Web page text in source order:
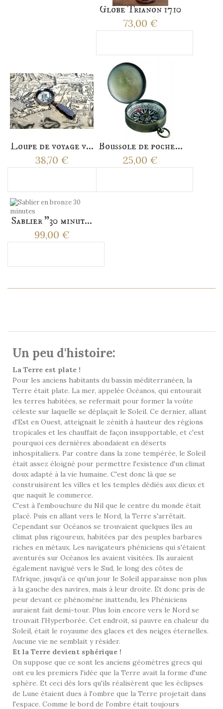
Globe Trianon 1710
73,00 €
Loupe de voyage v...
38,70 €
Boussole de poche...
25,00 €
Sablier "30 minut...
99,00 €
Un peu d'histoire:
La Terre est plate !
Pour les anciens habitants du bassin méditerranéen, la
Terre était plate. La mer, appelée Océanos, qui entourait
les terres habitées, se refermait pour former la voûte
céleste sur laquelle se déplaçait le Soleil. Ce dernier, allant
d'Est en Ouest, atteignait le zénith à hauteur des régions
tropicales et les chauffait de façon insupportable, et c'est
pourquoi ces dernières abondaient en déserts
inhospitaliers. Par contre dans la zone tempérée, le Soleil
était assez éloigné pour permettre l'existence d'un climat
doux adapté à la vie humaine. C'est donc là que se
construisirent les villes et les temples dédiés aux dieux et
que naquit le commerce.
C'est à l'embouchure du Nil que le centre du monde était
placé. Puis en allant vers le Nord, la Terre s'arrêtait.
Cependant sur Océanos se trouvaient quelques îles au
climat plus rigoureux, habitées par des peuples barbares
riches en métaux. Les navigateurs phéniciens qui s'étaient
aventurés sur Océanos les avaient visitées. Ils auraient
également navigué vers le Sud, le long des côtes de
l'Afrique, jusqu'à ce qu'un jour le Soleil apparaisse non plus
à la gauche des navires, mais à leur droite. Et donc pris de
peur devant ce phénomène inattendu, les Phéniciens
auraient fait demi-tour. Plus loin encore vers le Nord se
trouvait l'Hyperborée. Cet endroit, si pauvre en chaleur du
Soleil, était le royaume des glaces et des neiges éternelles.
Aucune vie ne semblait y résider.
Et la Terre devient sphérique !
On suppose que ce sont les anciens géomètres grecs qui
ont eu les premiers l'idée que la Terre avait la forme d'une
sphère. Et ceci dès lors qu'ils réalisèrent que les éclipses
de Lune étaient dues à l'ombre que la Terre projetait dans
l'espace. Comme le bord de l'ombre était toujours